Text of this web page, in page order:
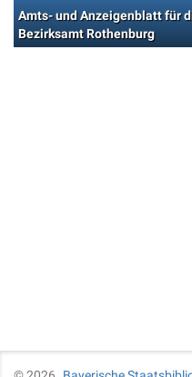
Amts- und Anzeigenblatt für
Bezirksamt Rothenburg